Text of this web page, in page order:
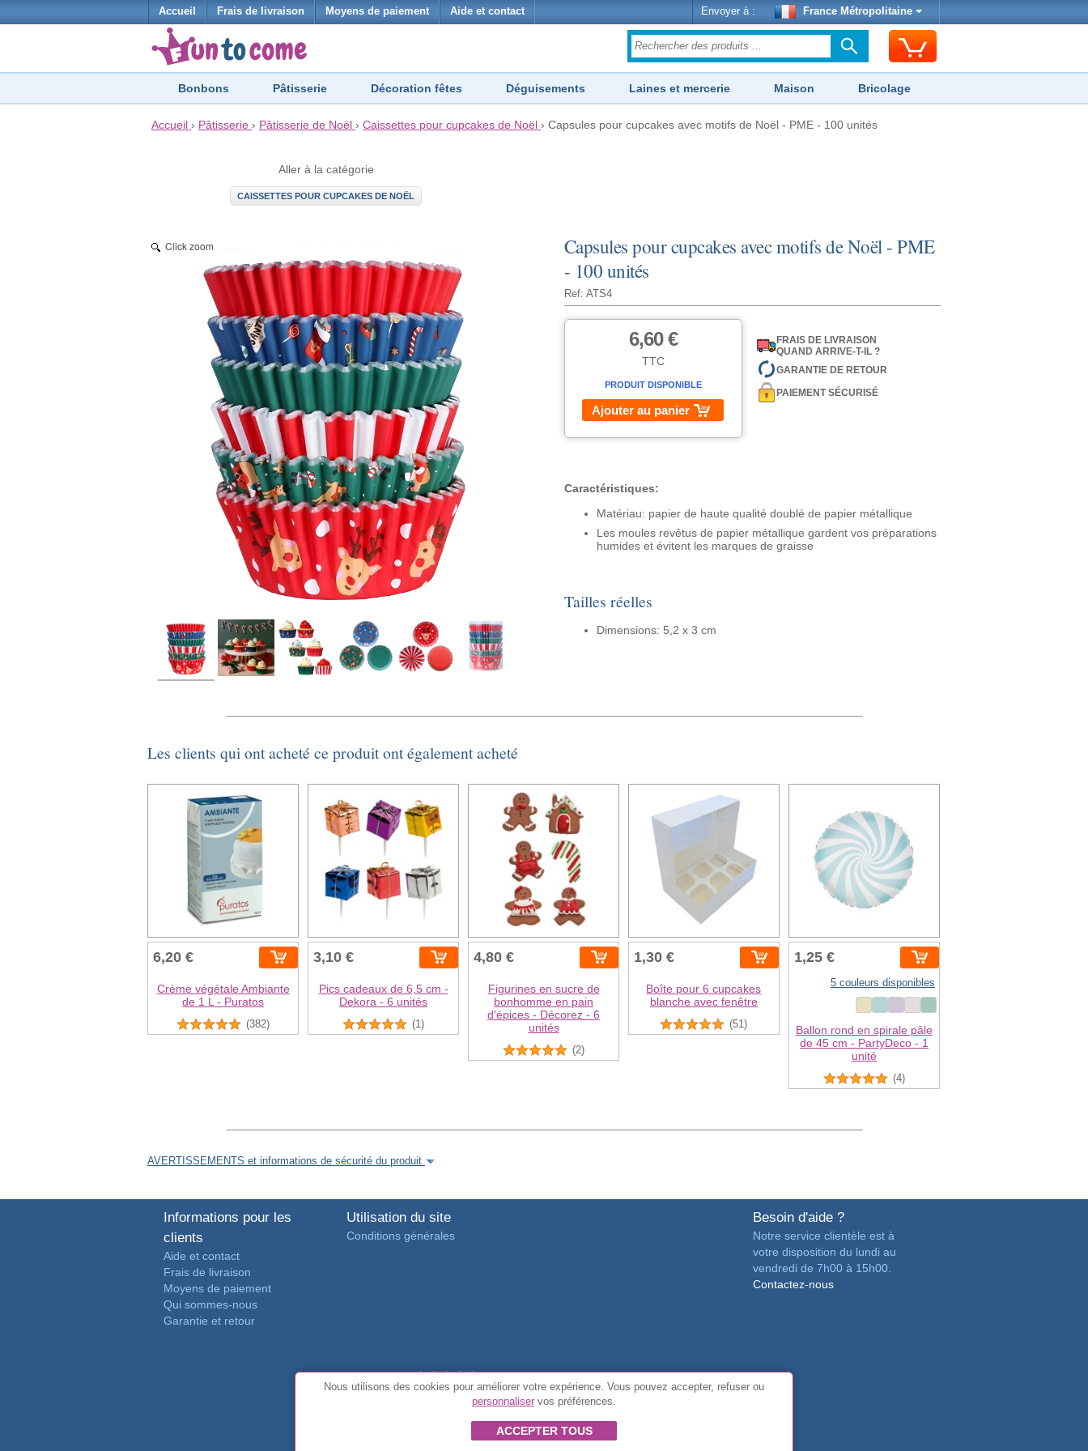
Accueil Frais de livraison Moyens de paiement Aide et contact Envoyer à : France Métropolitaine
Bonbons Pâtisserie Décoration fêtes Déguisements Laines et mercerie Maison Bricolage
Accueil › Pâtisserie › Pâtisserie de Noël › Caissettes pour cupcakes de Noël › Capsules pour cupcakes avec motifs de Noël - PME - 100 unités
Aller à la catégorie
CAISSETTES POUR CUPCAKES DE NOËL
Capsules pour cupcakes avec motifs de Noël - PME
- 100 unités
Ref: ATS4
Click zoom
6,60 €
TTC
PRODUIT DISPONIBLE
Ajouter au panier
FRAIS DE LIVRAISON
QUAND ARRIVE-T-IL ?
GARANTIE DE RETOUR
PAIEMENT SÉCURISÉ
Caractéristiques:
Matériau: papier de haute qualité doublé de papier métallique
Les moules revêtus de papier métallique gardent vos préparations
humides et évitent les marques de graisse
Tailles réelles
Dimensions: 5,2 x 3 cm
Les clients qui ont acheté ce produit ont également acheté
6,20 €
Crème végétale Ambiante
de 1 L - Puratos
(382)
3,10 €
Pics cadeaux de 6,5 cm -
Dekora - 6 unités
(1)
4,80 €
Figurines en sucre de
bonhomme en pain
d'épices - Décorez - 6
unités
(2)
1,30 €
Boîte pour 6 cupcakes
blanche avec fenêtre
(51)
1,25 €
5 couleurs disponibles
Ballon rond en spirale pâle
de 45 cm - PartyDeco - 1
unité
(4)
AVERTISSEMENTS et informations de sécurité du produit
Informations pour les
clients
Aide et contact
Frais de livraison
Moyens de paiement
Qui sommes-nous
Garantie et retour
Utilisation du site
Conditions générales
Besoin d'aide ?
Notre service clientèle est à
votre disposition du lundi au
vendredi de 7h00 à 15h00.
Contactez-nous
4.7/5 de3889 avis vérifiés des clients
© Tous droits réservés FunToCome
Nous utilisons des cookies pour améliorer votre expérience. Vous pouvez accepter, refuser ou
personnaliser vos préférences.
ACCEPTER TOUS